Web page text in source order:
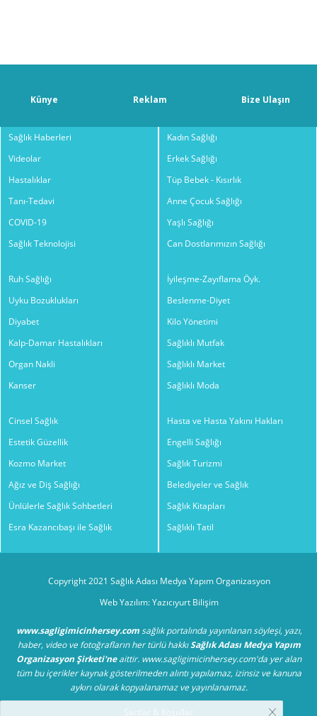
Künye Reklam Bize Ulaşın
Sağlık Haberleri
Videolar
Hastalıklar
Tanı-Tedavi
COVID-19
Sağlık Teknolojisi
Kadın Sağlığı
Erkek Sağlığı
Tüp Bebek - Kısırlık
Anne Çocuk Sağlığı
Yaşlı Sağlığı
Can Dostlarımızın Sağlığı
Ruh Sağlığı
Uyku Bozuklukları
Diyabet
Kalp-Damar Hastalıkları
Organ Nakli
Kanser
İyileşme-Zayıflama Öyk.
Beslenme-Diyet
Kilo Yönetimi
Sağlıklı Mutfak
Sağlıklı Market
Sağlıklı Moda
Cinsel Sağlık
Estetik Güzellik
Kozmo Market
Ağız ve Diş Sağlığı
Ünlülerle Sağlık Sohbetleri
Esra Kazancıbaşı ile Sağlık
Hasta ve Hasta Yakını Hakları
Engelli Sağlığı
Sağlık Turizmi
Belediyeler ve Sağlık
Sağlık Kitapları
Sağlıklı Tatil
Copyright 2021 Sağlık Adası Medya Yapım Organizasyon
Web Yazılım: Yazıcıyurt Bilişim
www.sagligimicinhersey.comsağlık portalında yayınlanan söyleşi, yazı,
haber, video ve fotoğrafların her türlü hakkıSağlık Adası Medya Yapım
Organizasyon Şirketi'neaittir. www.sagligimicinhersey.com'da yer alan
tüm bu içerikler kaynak gösterilmeden alıntı yapılamaz, izinsiz ve kanuna
aykırı olarak kopyalanamaz ve yayınlanamaz.